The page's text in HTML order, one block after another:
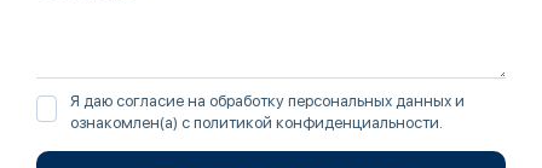
Я даю согласие на обработку персональных данных и
ознакомлен(а) с политикой конфиденциальности